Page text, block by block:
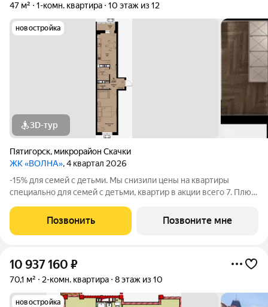
47 м²
1-комн. квартира 10 этаж из 12
новостройка
3D-тур
Пятигорск, микрорайон Скачки
ЖК «ВОЛНА», 4 квартал 2026
-15% для семей с детьми. Мы снизили цены на квартиры
специально для семей с детьми, квартир в акции всего 7. Плюс
счастливые семьи купят у нас квартиры по невероятной для
нашей «Волны» цене.
Позвонить Позвоните мне
10 937 160 ₽
70,1 м² 2-комн. квартира 8 этаж из 10
новостройка